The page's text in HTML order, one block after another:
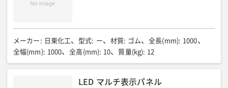
メーカー : 日東化工 型式: ー 材質: ゴム 全長(mm): 1000
全幅(mm): 1000 全高(mm): 10 質量(kg): 12
LED マルチ表示パネル